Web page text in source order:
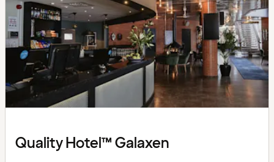
Quality Hotel™ Galaxen